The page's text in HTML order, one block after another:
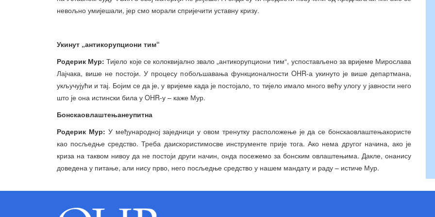
невољно умијешали, јер смо морали спријечити уставну кризу.
Укинут „антикорупциони тим“
Родерик Мур:Тијело које се колоквијално звало „антикорупциони тим“, успостављено за вријеме Мирослава
Лајчака, више не постоји. У процесу побољшавања функционалности OHR-а укинуто је више департмана,
укључујући и тај. Бојим се да је, у вријеме када је постојало, то тијело имало много већу улогу у јавности него
што је она истински била у OHR-у – каже Мур.
Бонскаовлаштењанеупитна
Родерик Мур: У међународној заједници у овом тренутку расположење је да се бонскаовлаштењакористе
као посљедње средство. Треба даискористимосве инструменте прије тога. Ако нема другог начина, ако је
криза на таквом нивоу да не постоји други начин, онда посежемо за бонским овлаштењима. Дакле, онанису
доведена у питање, али нису прво, него посљедње средство у нашем мандату и раду – истиче Мур.